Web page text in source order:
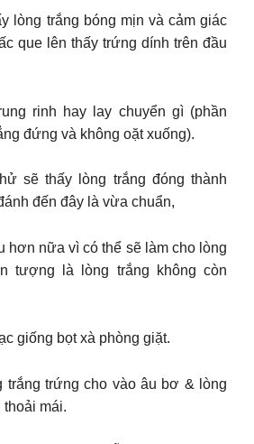
lòng trắng bóng mịn và cảm giác
que lên thấy trứng dính trên đầu
rinh hay lay chuyển gì (phần
đứng và không oặt xuống).
sẽ thấy lòng trắng đóng thành
đến đây là vừa chuẩn,
hơn nữa vì có thể sẽ làm cho lòng
tượng là lòng trắng không còn
giống bọt xà phòng giặt.
trắng trứng cho vào âu bơ & lòng
thoải mái.